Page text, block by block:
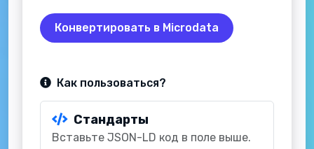
Конвертировать в Microdata
Как пользоваться?
Стандарты
Вставьте JSON-LD код в поле выше.